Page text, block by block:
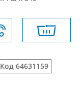
Код 64631159